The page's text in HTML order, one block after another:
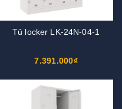
Tủ locker LK-24N-04-1
7.391.000₫